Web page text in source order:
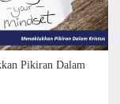
Pikiran Dalam